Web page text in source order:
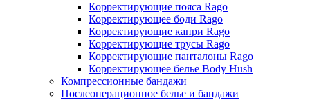
Корректирующие пояса Rago
Корректирующее боди Rago
Корректирующие капри Rago
Корректирующие трусы Rago
Корректирующие панталоны Rago
Корректирующее белье Body Hush
Компрессионные бандажи
Послеоперационное белье и бандажи